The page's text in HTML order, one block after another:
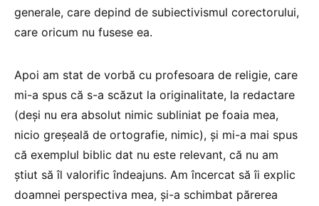
generale, care depind de subiectivismul corectorului,
care oricum nu fusese ea.
Apoi am stat de vorbă cu profesoara de religie, care
mi-a spus că s-a scăzut la originalitate, la redactare
(deși nu era absolut nimic subliniat pe foaia mea,
nicio greșeală de ortografie, nimic), și mi-a mai spus
că exemplul biblic dat nu este relevant, că nu am
știut să îl valorific îndeajuns. Am încercat să îi explic
doamnei perspectiva mea, și-a schimbat părerea